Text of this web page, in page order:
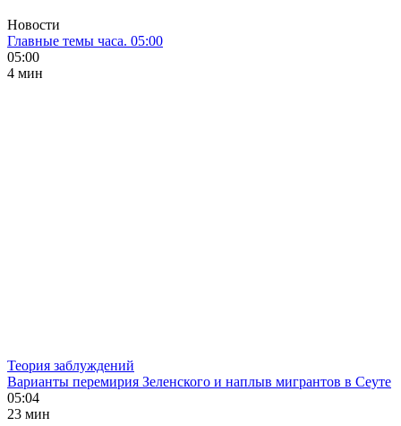
Новости
Главные темы часа. 05:00
05:00
4 мин
Теория заблуждений
Варианты перемирия Зеленского и наплыв мигрантов в Сеуте
05:04
23 мин